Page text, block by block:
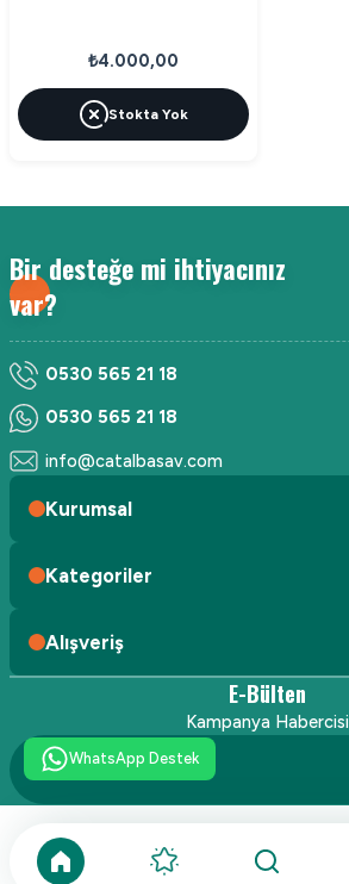
₺4.000,00
Stokta Yok
Bir desteğe mi ihtiyacınız
var?
0530 565 21 18
0530 565 21 18
info@catalbasav.com
Kurumsal
Kategoriler
Alışveriş
E-Bülten
Kampanya Habercisi
WhatsApp Destek